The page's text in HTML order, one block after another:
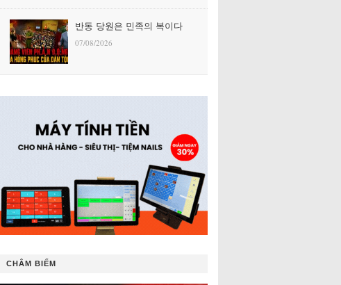
반동 당원은 민족의 복이다
07/08/2026
CHÂM BIẾM